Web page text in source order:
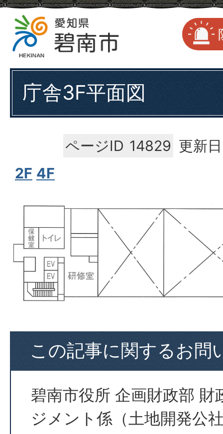
庁舎3F平面図
ページID 14829 更新
2F 4F
この記事に関するお問
碧南市役所 企画財政部 財
ジメント係（土地開発公